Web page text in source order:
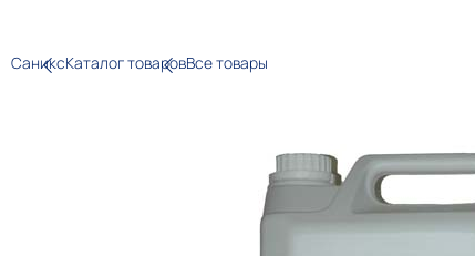
СаниксКаталог товаровВсе товары